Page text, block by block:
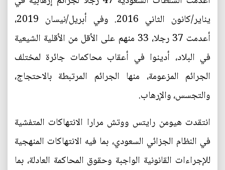
يناير/كانون الثاني 2016. وفي أبريل/نيسان 2019،
أعدمت 37 رجلا، 33 منهم على الأقل من الأقلية الشيعية
في البلاد، أدينوا في أعقاب محاكمات جائرة لمختلف
الجرائم المزعومة، منها الجرائم المرتبطة بالاحتجاج،
والتجسس، والإرهاب.
انتقدت هيومن رايتس ووتش مرارا الانتهاكات المتفشية
في النظام الجزائي السعودي، بما فيه الانتهاكات المنهجية
للإجراءات القانونية الواجبة وحقوق المحاكمة العادلة، بما